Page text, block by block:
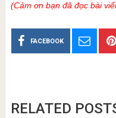
(Cảm ơn bạn đã đọc bài
FACEBOOK
RELATED